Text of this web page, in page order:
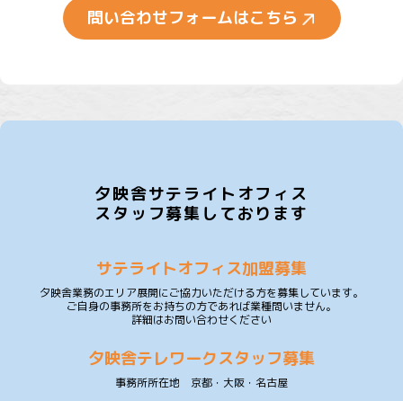
問い合わせフォームはこちら
夕映舎サテライトオフィス
スタッフ募集しております
サテライトオフィス加盟募集
夕映舎業務のエリア展開にご協力いただける方を募集しています。
ご自身の事務所をお持ちの方であれば業種問いません。
詳細はお問い合わせください
夕映舎テレワークスタッフ募集
事務所所在地 京都・大阪・名古屋